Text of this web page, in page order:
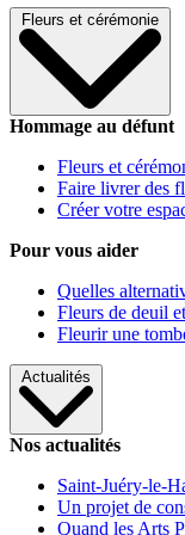
Fleurs et cérémonie
Hommage au défunt
Fleurs et
Faire livrer des
Créer votre
Pour vous aider
Quelles
Fleurs de deuil
Fleurir une
Actualités
Nos actualités
Saint-Juéry-le-
Un projet de
Quand les Arts